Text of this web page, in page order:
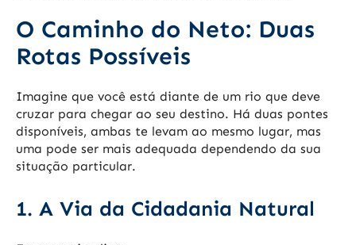
O Caminho do Neto: Duas
Rotas Possíveis
Imagine que você está diante de um rio que deve
cruzar para chegar ao seu destino. Há duas pontes
disponíveis, ambas te levam ao mesmo lugar, mas
uma pode ser mais adequada dependendo da sua
situação particular.
1. A Via da Cidadania Natural